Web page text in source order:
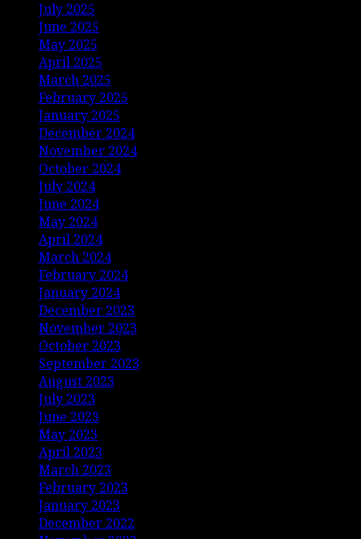
July 2025
June 2025
May 2025
April 2025
March 2025
February 2025
January 2025
December 2024
November 2024
October 2024
July 2024
June 2024
May 2024
April 2024
March 2024
February 2024
January 2024
December 2023
November 2023
October 2023
September 2023
August 2023
July 2023
June 2023
May 2023
April 2023
March 2023
February 2023
January 2023
December 2022